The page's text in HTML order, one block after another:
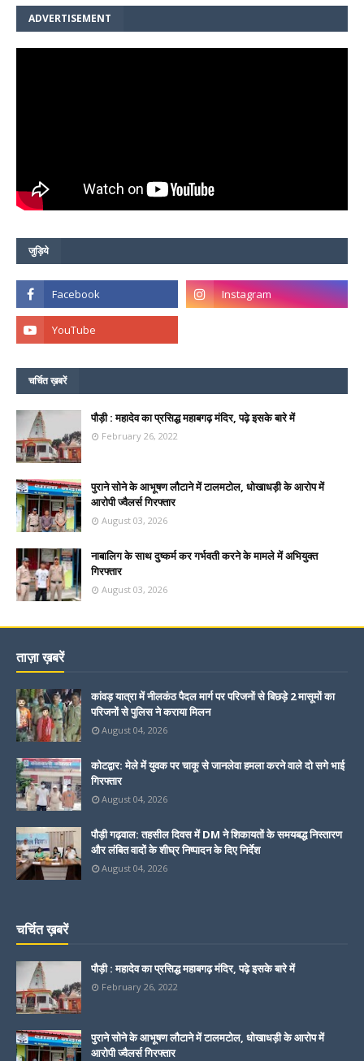
ADVERTISEMENT
जुड़िये
चर्चित ख़बरें
पौड़ी : महादेव का प्रसिद्ध महाबगढ़ मंदिर, पढ़े इसके बारे में
February 26, 2022
पुराने सोने के आभूषण लौटाने में टालमटोल, धोखाधड़ी के आरोप में
आरोपी ज्वैलर्स गिरफ्तार
August 03, 2026
नाबालिग के साथ दुष्कर्म कर गर्भवती करने के मामले में अभियुक्त
गिरफ्तार
August 03, 2026
ताज़ा ख़बरें
कांवड़ यात्रा में नीलकंठ पैदल मार्ग पर परिजनों से बिछड़े 2 मासूमों का
परिजनों से पुलिस ने कराया मिलन
August 04, 2026
कोटद्वार: मेले में युवक पर चाकू से जानलेवा हमला करने वाले दो सगे भाई
गिरफ्तार
August 04, 2026
पौड़ी गढ़वाल: तहसील दिवस में DM ने शिकायतों के समयबद्ध निस्तारण
और लंबित वादों के शीघ्र निष्पादन के दिए निर्देश
August 04, 2026
चर्चित ख़बरें
पौड़ी : महादेव का प्रसिद्ध महाबगढ़ मंदिर, पढ़े इसके बारे में
February 26, 2022
पुराने सोने के आभूषण लौटाने में टालमटोल, धोखाधड़ी के आरोप में
आरोपी ज्वैलर्स गिरफ्तार